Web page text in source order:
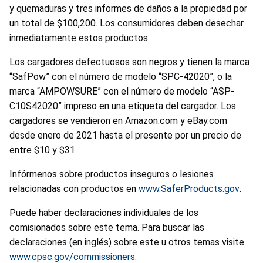
y quemaduras y tres informes de daños a la propiedad por
un total de $100,200. Los consumidores deben desechar
inmediatamente estos productos.
Los cargadores defectuosos son negros y tienen la marca
“SafPow” con el número de modelo “SPC-42020”, o la
marca “AMPOWSURE” con el número de modelo “ASP-
C10S42020” impreso en una etiqueta del cargador. Los
cargadores se vendieron en Amazon.com y eBay.com
desde enero de 2021 hasta el presente por un precio de
entre $10 y $31.
Infórmenos sobre productos inseguros o lesiones
relacionadas con productos en www.SaferProducts.gov.
Puede haber declaraciones individuales de los
comisionados sobre este tema. Para buscar las
declaraciones (en inglés) sobre este u otros temas visite
www.cpsc.gov/commissioners.